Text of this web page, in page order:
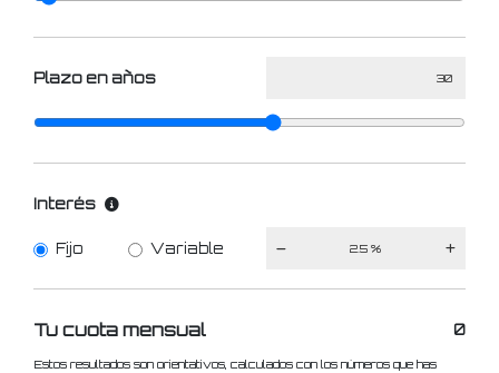
Plazo en años
Interés
Fijo Variable
Tu cuota mensual 0
Estos resultados son orientativos, calculados con los números que has